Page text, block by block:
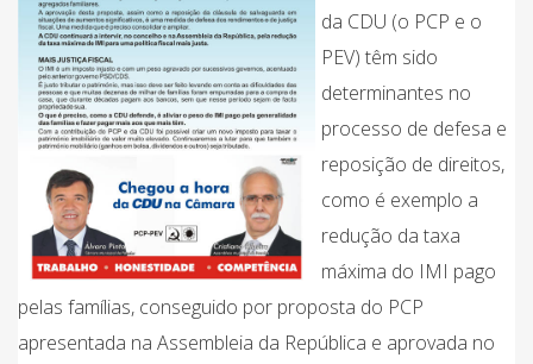
da CDU (o PCP e o
PEV) têm sido
determinantes no
processo de defesa e
reposição de direitos,
como é exemplo a
redução da taxa
máxima do IMI pago
pelas famílias, conseguido por proposta do PCP
apresentada na Assembleia da República e aprovada no